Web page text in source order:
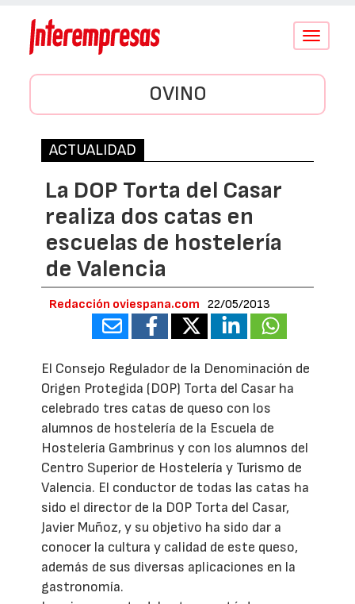
Conmutar
OVINO
ACTUALIDAD
La DOP Torta del Casar
realiza dos catas en
escuelas de hostelería
de Valencia
Redacción oviespana.com 22/05/2013
El Consejo Regulador de la Denominación de
Origen Protegida (DOP) Torta del Casar ha
celebrado tres catas de queso con los
alumnos de hostelería de la Escuela de
Hostelería Gambrinus y con los alumnos del
Centro Superior de Hostelería y Turismo de
Valencia. El conductor de todas las catas ha
sido el director de la DOP Torta del Casar,
Javier Muñoz, y su objetivo ha sido dar a
conocer la cultura y calidad de este queso,
además de sus diversas aplicaciones en la
gastronomía.